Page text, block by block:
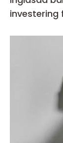
investering